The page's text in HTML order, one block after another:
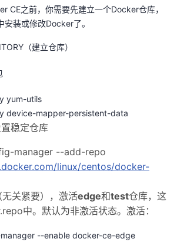
CE之前，你需要先建立一个Docker仓库，
装或修改Docker了。
（建立仓库）
yum-utils
device-mapper-persistent-data
稳定仓库
manager --add-repo
linux/centos/docker-
关紧要），激活edge和test仓库，这
中。默认为非激活状态。激活：
--enable docker-ce-edge